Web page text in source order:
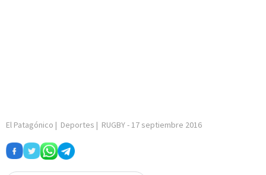
El Patagónico | Deportes | RUGBY- 17 septiembre 2016